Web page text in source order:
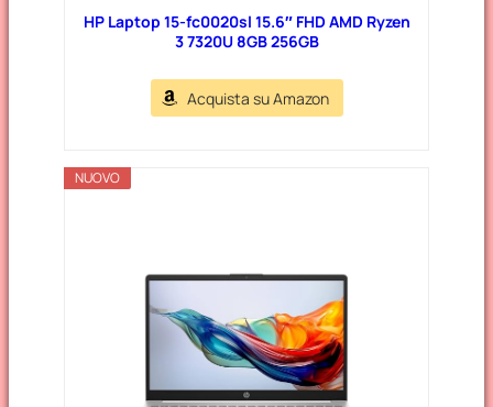
HP Laptop 15-fc0020sl 15.6″ FHD AMD Ryzen
3 7320U 8GB 256GB
Acquista su Amazon
NUOVO